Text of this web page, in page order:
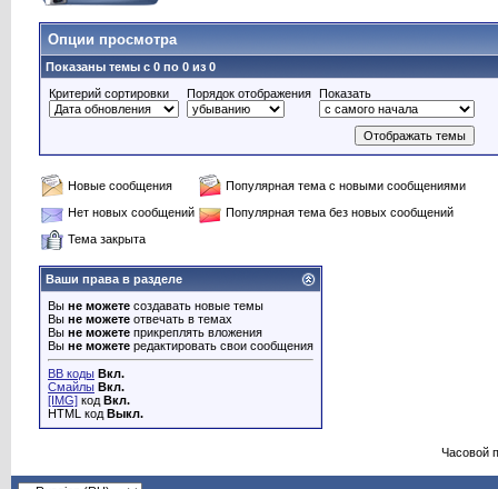
Опции просмотра
Показаны темы с 0 по 0 из 0
Критерий сортировки
Порядок отображения Показать
Новые сообщения
Популярная тема с новыми сообщениями
Нет новых сообщений
Популярная тема без новых сообщений
Тема закрыта
Ваши права в разделе
Вы не можете создавать новые темы
Вы не можете отвечать в темах
Вы не можете прикреплять вложения
Вы не можете редактировать свои сообщения
BB коды Вкл.
Смайлы Вкл.
[IMG] код Вкл.
HTML код Выкл.
Часовой